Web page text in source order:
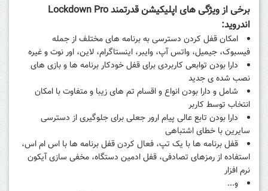
برخی از ویژگی های اپلیکیشن قدرتمند Lockdown Pro
اندروید:
امکان قفل کردن دسترسی به برنامه های مختلف از جمله
فیسبوک، جیمیل، واتس آپ، وایبر، اینستاگرام، لاین، اور نوت و غیره
دارا بودن توابعی کاربردی برای قفل خودکار برنامه ها و بازی های
نصب شده ی جدید
شامل و دارا بودن انواع و اقسام تم های زیبا و متفاوت با امکان
انتخاب توسط کاربر
دارا بودن تابع عالی پیام ارور جعلی برای جلوگیری از دسترسی
سایرین با خطای اشتباهی
قفل برنامه ها با یک تپ، فعال کردن قفل برنامه ها با اس ام اس،
استفاده از رمزهای تصادفی، قفل ادمین دستگاه، مخفی سازی آیکون
نرم افزار
و...